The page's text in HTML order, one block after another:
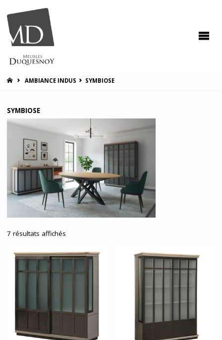
HOMEAMBIANCE INDUS SYMBIOSE
SYMBIOSE
7 résultats affichés